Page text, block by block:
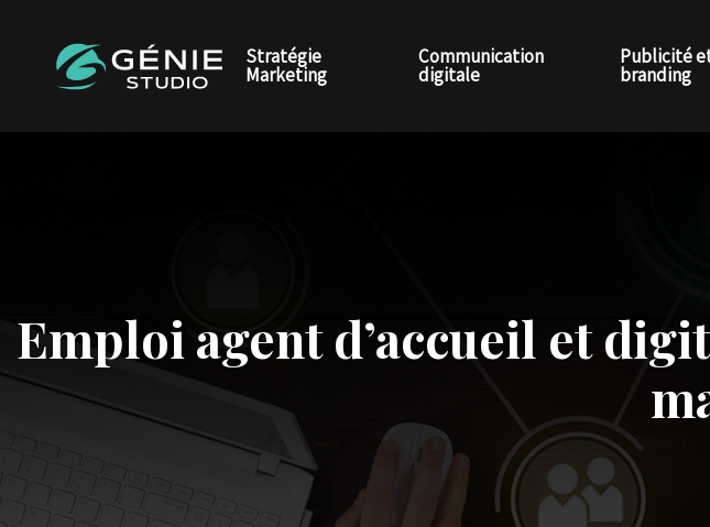
Stratégie
Marketing
Communication
digitale
Publicité
branding
Emploi agent d’accueil et